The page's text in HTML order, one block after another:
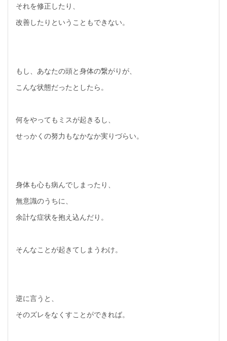
それを修正したり、
改善したりということもできない。
もし、あなたの頭と身体の繋がりが、
こんな状態だったとしたら。
何をやってもミスが起きるし、
せっかくの努力もなかなか実りづらい。
身体も心も病んでしまったり、
無意識のうちに、
余計な症状を抱え込んだり。
そんなことが起きてしまうわけ。
逆に言うと、
そのズレをなくすことができれば。